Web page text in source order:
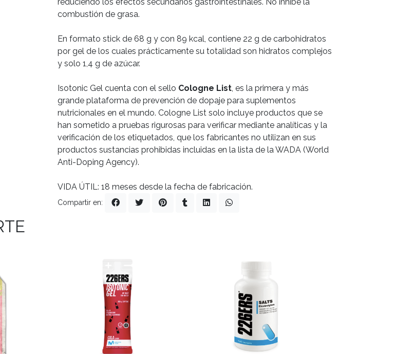
combustión de grasa.
En formato stick de 68 g y con 89 kcal, contiene 22 g de carbohidratos
por gel de los cuales prácticamente su totalidad son hidratos complejos
y solo 1,4 g de azúcar.
Isotonic Gel cuenta con el sello Cologne List, es la primera y más
grande plataforma de prevención de dopaje para suplementos
nutricionales en el mundo. Cologne List solo incluye productos que se
han sometido a pruebas rigurosas para verificar mediante analíticas y la
verificación de los etiquetados, que los fabricantes no utilizan en sus
productos sustancias prohibidas incluidas en la lista de la WADA (World
Anti-Doping Agency).
VIDA ÚTIL: 18 meses desde la fecha de fabricación.
Compartir en: